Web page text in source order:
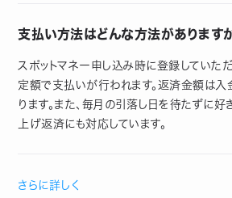
支払い方法はどんな方法があります
スポットマネー申し込み時に登録していた
定額で支払いが行われます。返済金額は入
ります。また、毎月の引落し日を待たずに好
上げ返済にも対応しています。
さらに詳しく